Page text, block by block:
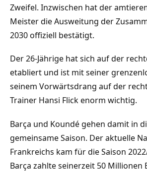
Zweifel. Inzwischen hat der
Meister die Ausweitung der
2030 offiziell bestätigt.
Der 26-Jährige hat sich auf der
etabliert und ist mit seiner
seinem Vorwärtsdrang auf der
Trainer Hansi Flick enorm wichtig.
Barça und Koundé gehen damit in
gemeinsame Saison. Der aktuelle
Frankreichs kam für die Saison
Barça zahlte seinerzeit 50 Millionen